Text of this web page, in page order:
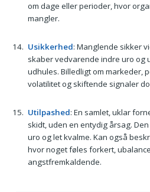
om dage eller perioder, hvor
mangler.
Usikkerhed: Manglende sikker
skaber vedvarende indre uro og
udhules. Billedligt om markeder,
volatilitet og skiftende signaler
Utilpashed: En samlet, uklar
skidt, uden en entydig årsag.
uro og let kvalme. Kan også
hvor noget føles forkert,
angstfremkaldende.